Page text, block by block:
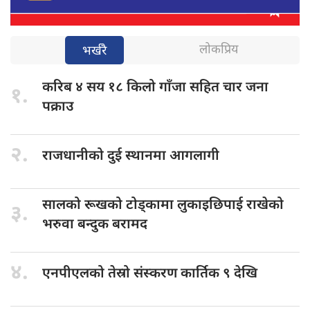
भर्खरै लोकप्रिय
१. करिब ४ सय १८ किलो गाँजा सहित चार जना
पक्राउ
२. राजधानीको दुईस्थानमा आगलागी
३. सालको रूखकोटोड्कामा लुकाइछिपाई राखेको
भरुवा बन्दुक बरामद
४. एनपीएलको तेस्रोसंस्करण कार्तिक ९ देखि